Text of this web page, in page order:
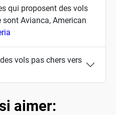
qui proposent des vols
sont Avianca, American
vols pas chers vers
aimer: